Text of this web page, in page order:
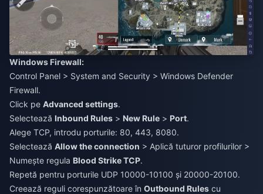
Windows Firewall:
Control Panel > System and Security > Windows Defender
Firewall.
Click pe Advanced settings.
Selectează Inbound Rules > New Rule > Port.
Alege TCP, introdu porturile: 80, 443, 8080.
Selectează Allow the connection > Aplică tuturor profilurilor >
Numește regula Blood Strike TCP.
Repetă pentru porturile UDP 10000-10100 și 20000-20100.
Creează reguli corespunzătoare în Outbound Rules cu